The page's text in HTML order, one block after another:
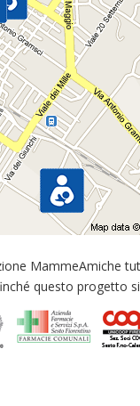
MammeAmiche
questo progetto si